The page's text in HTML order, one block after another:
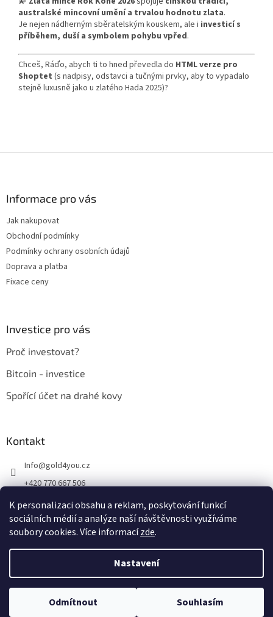
K personalizaci obsahu a reklam, poskytování funkcí
sociálních médií a analýze naší návštěvnosti využíváme
soubory cookies. Více informacízde.
Nastavení
Odmítnout Souhlasím
australské mincovní umění a trvalou hodnotu zlata.
Je nejen nádherným sběratelským kouskem, ale i investicí s
příběhem, duší a symbolem pohybu vpřed.
Chceš, Ráďo, abych ti to hned převedla do HTML verze pro
Shoptet (s nadpisy, odstavci a tučnými prvky, aby to vypadalo
stejně luxusně jako u zlatého Hada 2025)?
Informace pro vás
Jak nakupovat
Obchodní podmínky
Podmínky ochrany osobních údajů
Doprava a platba
Fixace ceny
Investice pro vás
Proč investovat?
Bitcoin - investice
Spořící účet na drahé kovy
Kontakt
Info@gold4you.cz
+420 770 667 506
Copyright 2026Gold4you.cz. Všechna práva vyhrazena.Upravit